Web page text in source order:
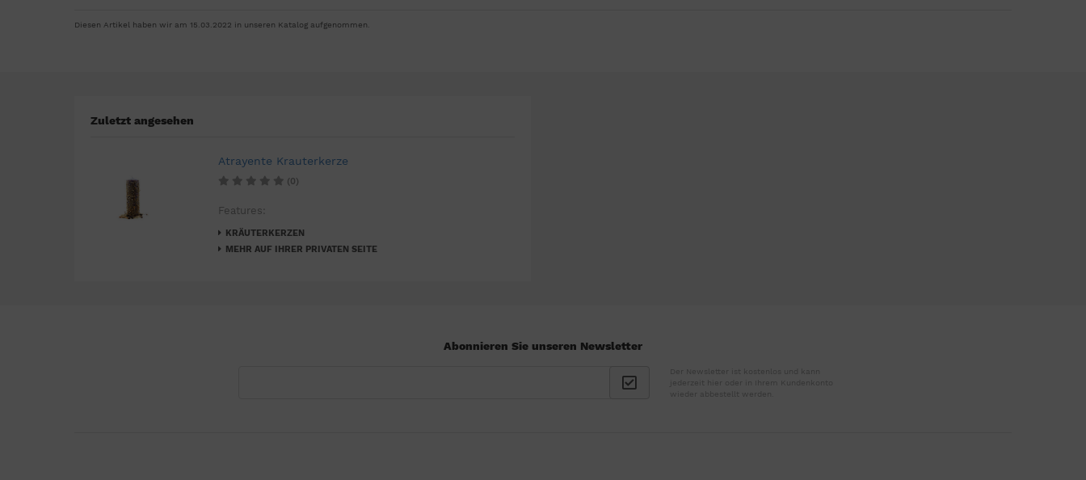
Diesen Artikel haben wir am 15.03.2022 in unseren Katalog aufgenommen.
Zuletzt angesehen
Atrayente Krauterkerze
(0)
Features:
KRÄUTERKERZEN
MEHR AUF IHRER PRIVATEN SEITE
Abonnieren Sie unseren Newsletter
Der Newsletter ist kostenlos und kann
jederzeit hier oder in Ihrem Kundenkonto
wieder abbestellt werden.